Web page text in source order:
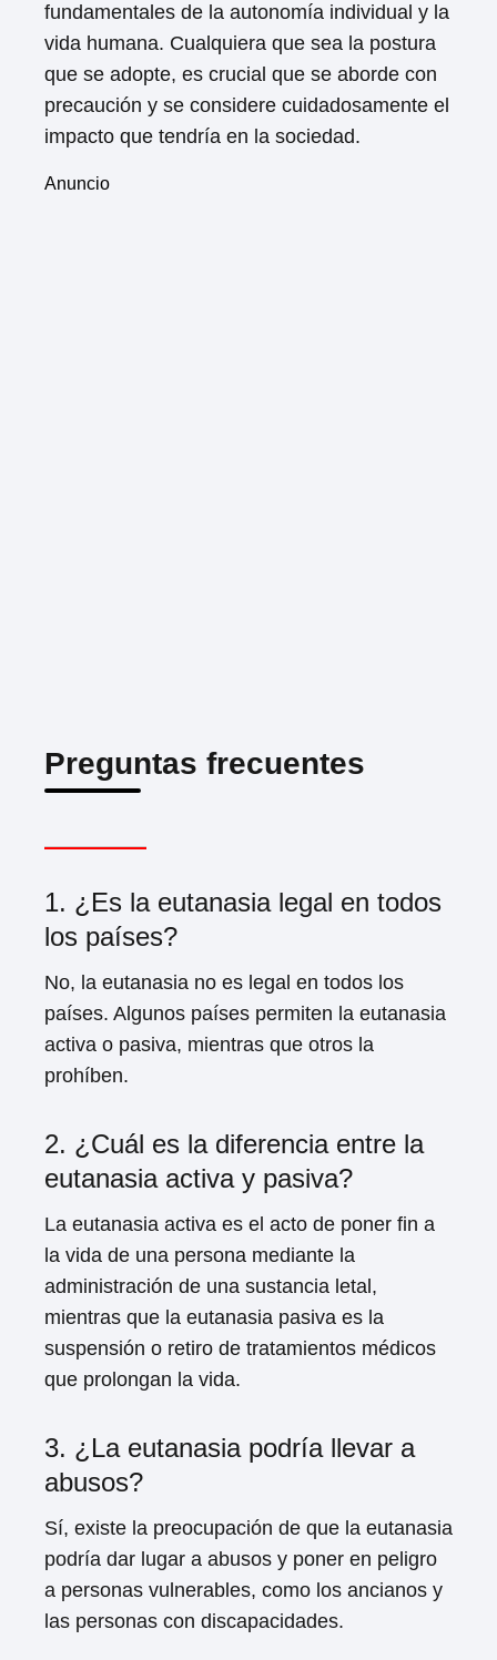
fundamentales de la autonomía individual y la
vida humana. Cualquiera que sea la postura
que se adopte, es crucial que se aborde con
precaución y se considere cuidadosamente el
impacto que tendría en la sociedad.
Anuncio
Preguntas frecuentes
1. ¿Es la eutanasia legal en todos
los países?
No, la eutanasia no es legal en todos los
países. Algunos países permiten la eutanasia
activa o pasiva, mientras que otros la
prohíben.
2. ¿Cuál es la diferencia entre la
eutanasia activa y pasiva?
La eutanasia activa es el acto de poner fin a
la vida de una persona mediante la
administración de una sustancia letal,
mientras que la eutanasia pasiva es la
suspensión o retiro de tratamientos médicos
que prolongan la vida.
3. ¿La eutanasia podría llevar a
abusos?
Sí, existe la preocupación de que la eutanasia
podría dar lugar a abusos y poner en peligro
a personas vulnerables, como los ancianos y
las personas con discapacidades.